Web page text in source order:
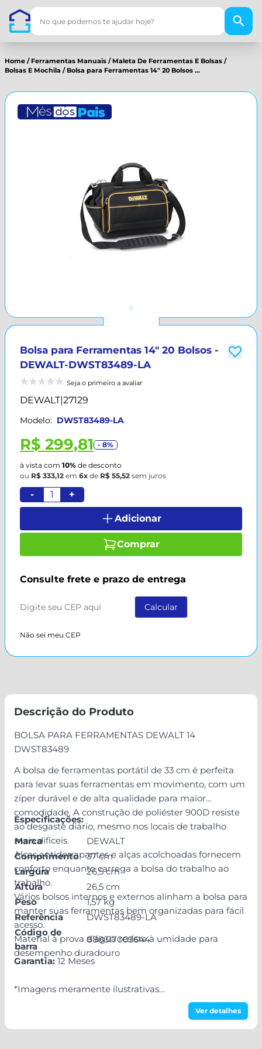
Home / Ferramentas Manuais / Maleta De Ferramentas E Bolsas /
Bolsas E Mochila / Bolsa para Ferramentas 14" 20 Bolsos ...
Bolsa para Ferramentas 14" 20 Bolsos -
DEWALT-DWST83489-LA
Seja o primeiro a avaliar
DEWALT|27129
Modelo: DWST83489-LA
R$ 299,81 - 8%
à vista com 10% de desconto
ou R$ 333,12 em 6x de R$ 55,52 sem juros
- +
Adicionar
Comprar
Consulte frete e prazo de entrega
Não sei meu CEP
Descrição do Produto
Ver detalhes
BOLSA PARA FERRAMENTAS DEWALT 14
DWST83489
A bolsa de ferramentas portátil de 33 cm é perfeita
para levar suas ferramentas em movimento, com um
zíper durável e de alta qualidade para maior
comodidade. A construção de poliéster 900D resiste
ao desgaste diário, mesmo nos locais de trabalho
mais difíceis.
Alças antiderrapantes e alças acolchoadas fornecem
conforto enquanto carrega a bolsa do trabalho ao
trabalho.
Vários bolsos internos e externos alinham a bolsa para
manter suas ferramentas bem organizadas para fácil
acesso.
Material à prova d'água resiste à umidade para
desempenho duradouro
Especificações:
Marca
DEWALT
Comprimento
37 cm
Largura
26,5 cm
Altura
26,5 cm
Peso
1,57 kg
Referência
DWST83489-LA
Código de
barra
888317003644
Garantia: 12 Meses
*Imagens meramente ilustrativas
*Todas as informações divulgadas são de
responsabilidade do Fabricante/Fornecedor